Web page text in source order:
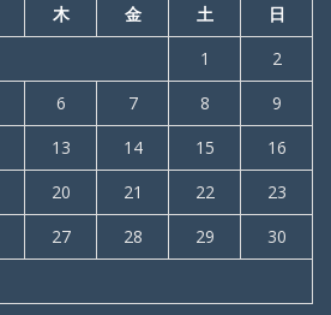
木 金 土
日
1
2
6 7 8
9
13 14 15
16
20 21 22
23
27 28 29
30